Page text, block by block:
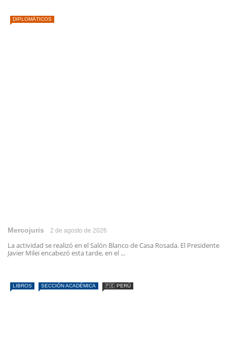
DIPLOMÁTICOS
Mercojuris 2 de agosto de 2026
La actividad se realizó en el Salón Blanco de Casa Rosada. El Presidente
Javier Milei encabezó esta tarde, en el ...
LIBROS SECCIÓN ACADÉMICA 🇵🇪 PERÚ